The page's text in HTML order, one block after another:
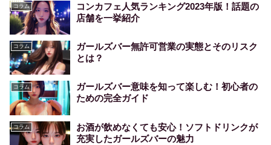
コラム
コンカフェ人気ランキング2023年版！話題の
店舗を一挙紹介
コラム
ガールズバー無許可営業の実態とそのリスク
とは？
コラム
ガールズバー意味を知って楽しむ！初心者の
ための完全ガイド
コラム
お酒が飲めなくても安心！ソフトドリンクが
充実したガールズバーの魅力